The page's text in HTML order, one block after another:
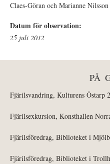
Claes-Göran och Marianne Nilsson
Datum för observation:
25 juli 2012
PÅ
Fjärilsvandring, Kulturens Östarp
Fjärilsexkursion, Konsthallen
Fjärilsföredrag, Biblioteket i
Fjärilsföredrag, Biblioteket i